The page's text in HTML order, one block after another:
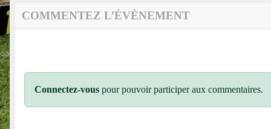
COMMENTEZ L’ÉVÈNEMENT
Connectez-vous pour pouvoir participer aux commentaires.